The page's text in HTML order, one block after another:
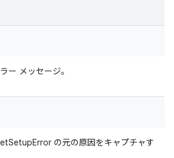
ー メッセージ。
の元の原因をキャプチャす